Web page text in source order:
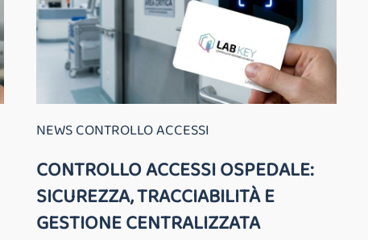
NEWS CONTROLLO ACCESSI
CONTROLLO ACCESSI OSPEDALE:
SICUREZZA, TRACCIABILITÀ E
GESTIONE CENTRALIZZATA